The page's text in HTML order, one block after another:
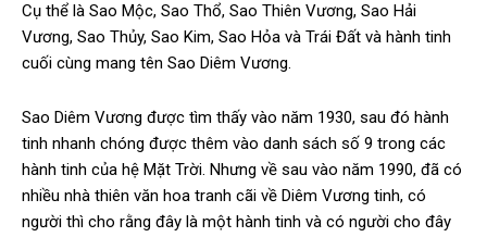
Cụ thể là Sao Mộc, Sao Thổ, Sao Thiên Vương, Sao Hải
Vương, Sao Thủy, Sao Kim, Sao Hỏa và Trái Đất và hành tinh
cuối cùng mang tên Sao Diêm Vương.
Sao Diêm Vương được tìm thấy vào năm 1930, sau đó hành
tinh nhanh chóng được thêm vào danh sách số 9 trong các
hành tinh của hệ Mặt Trời. Nhưng về sau vào năm 1990, đã có
nhiều nhà thiên văn hoa tranh cãi về Diêm Vương tinh, có
người thì cho rằng đây là một hành tinh và có người cho đây